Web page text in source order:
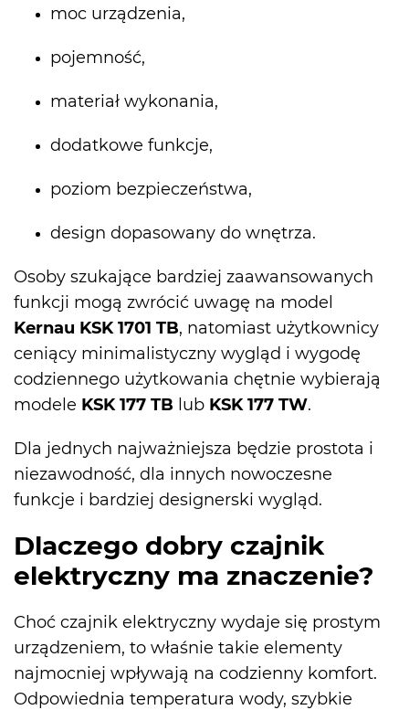
moc urządzenia,
pojemność,
materiał wykonania,
dodatkowe funkcje,
poziom bezpieczeństwa,
design dopasowany do wnętrza.
Osoby szukające bardziej zaawansowanych
funkcji mogą zwrócić uwagę na model
Kernau KSK 1701 TB, natomiast użytkownicy
ceniący minimalistyczny wygląd i wygodę
codziennego użytkowania chętnie wybierają
modele KSK 177 TB lub KSK 177 TW.
Dla jednych najważniejsza będzie prostota i
niezawodność, dla innych nowoczesne
funkcje i bardziej designerski wygląd.
Dlaczego dobry czajnik
elektryczny ma znaczenie?
Choć czajnik elektryczny wydaje się prostym
urządzeniem, to właśnie takie elementy
najmocniej wpływają na codzienny komfort.
Odpowiednia temperatura wody, szybkie